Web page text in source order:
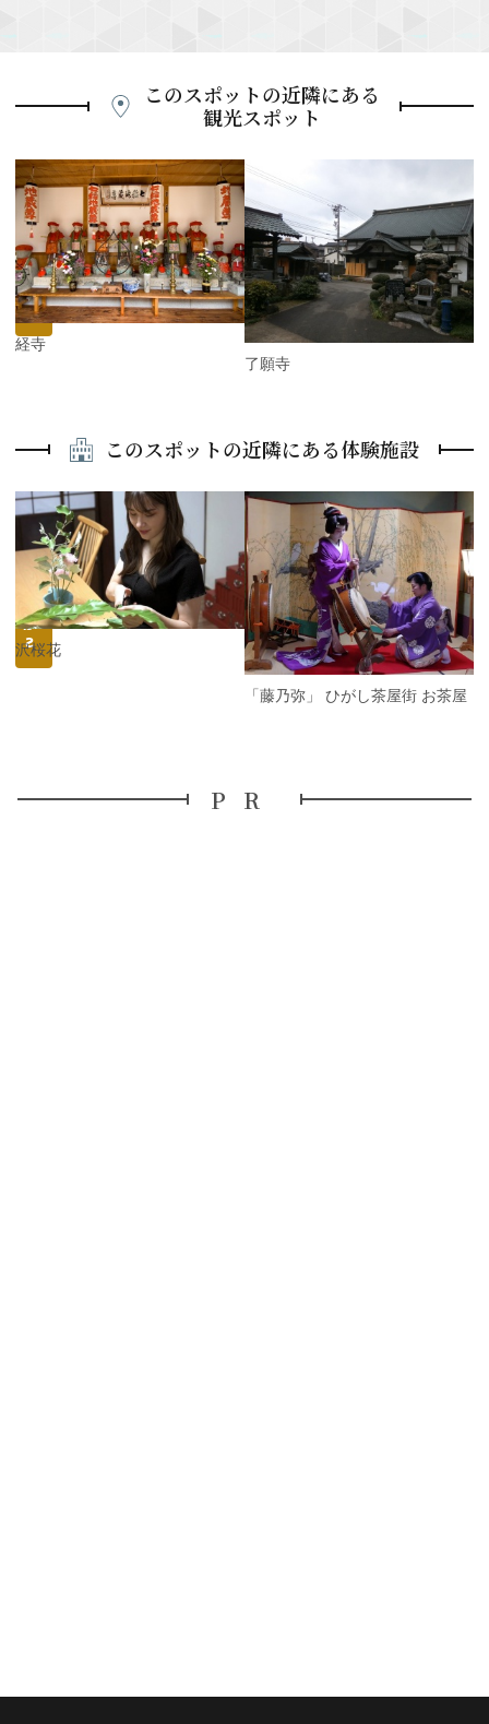
このスポットの近隣にある
観光スポット
P
r
e
v
i
o
u
s
寿経寺
了願寺
N
e
x
t
このスポットの近隣にある体験施設
P
r
e
v
o
u
s
金沢桜花
「藤乃弥」 ひがし茶屋街 お茶屋
N
e
x
t
PR